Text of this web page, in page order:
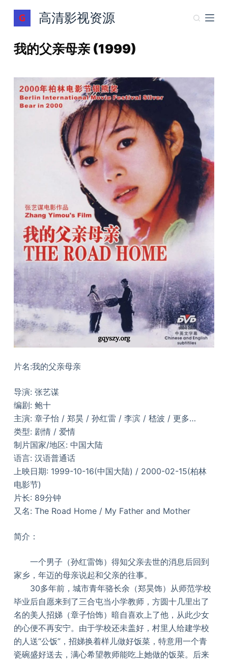
跳
过
容
高清影视资源
我的父亲母亲 (1999)
片名:我的父亲母亲
导演: 张艺谋
编剧: 鲍十
主演: 章子怡 / 郑昊 / 孙红雷 / 李滨 / 嵇波 / 更多…
类型: 剧情 / 爱情
制片国家/地区: 中国大陆
语言: 汉语普通话
上映日期: 1999-10-16(中国大陆) / 2000-02-15(柏林
电影节)
片长: 89分钟
又名: The Road Home / My Father and Mother
简介：
一个男子（孙红雷饰）得知父亲去世的消息后回到
家乡，年迈的母亲说起和父亲的往事。
30多年前，城市青年骆长余（郑昊饰）从师范学校
毕业后自愿来到了三合屯当小学教师，方圆十几里出了
名的美人招娣（章子怡饰）暗自喜欢上了他，从此少女
的心便不再安宁。由于学校还未盖好，村里人给建学校
的人送“公饭”，招娣换着样儿做好饭菜，特意用一个青
瓷碗盛好送去，满心希望教师能吃上她做的饭菜。后来